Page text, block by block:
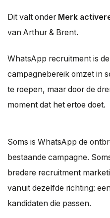
Dit valt onder Merk
van Arthur & Brent.
WhatsApp recruitment is
campagnebereik omzet in
te roepen, maar door de
moment dat het ertoe doet.
Soms is WhatsApp de
bestaande campagne.
bredere recruitment
vanuit dezelfde richting:
kandidaten die passen.